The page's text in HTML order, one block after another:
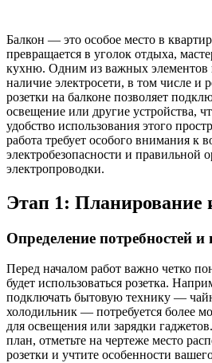
Балкон — это особое место в
превращается в уголок отдыха,
кухню. Одним из важных элементов
наличие электросети, в том числе и
розетки на балконе позволяет
освещение или другие устройства,
удобство использования этого
работа требует особого внимания к
электробезопасности и правильной
электропроводки.
Этап 1: Планирование
Определение потребностей и
Перед началом работ важно четко
будет использоваться розетка.
подключать бытовую технику —
холодильник — потребуется более
для освещения или зарядки
план, отметьте на чертеже место
розетки и учтите особенности